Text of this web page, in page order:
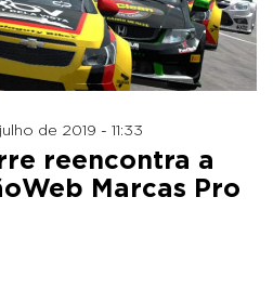
julho de 2019 - 11:33
reencontra a
Marcas Pro